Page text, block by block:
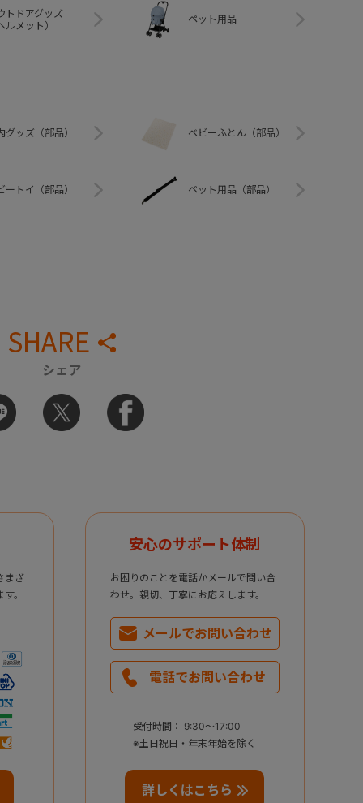
トドアグッズ
ルメット）
ペット用品
グッズ（部品） ベビーふとん（部品）
ートイ（部品） ペット用品（部品）
SHARE
シェア
まざ
。
安心のサポート体制
お困りのことを電話かメールで問い合
わせ。親切、丁寧にお応えします。
メールでお問い合わせ
電話でお問い合わせ
受付時間： 9:30～17:00
※土日祝日・年末年始を除く
詳しくはこちら